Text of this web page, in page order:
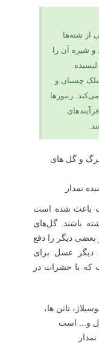
از شته‌ها
شیره آن را
چسبان و
زنبورها
باعث شده است
باشند. گل‌های
بعضی دیگر را دفع
دیگر عسل برای
که با حشرات در